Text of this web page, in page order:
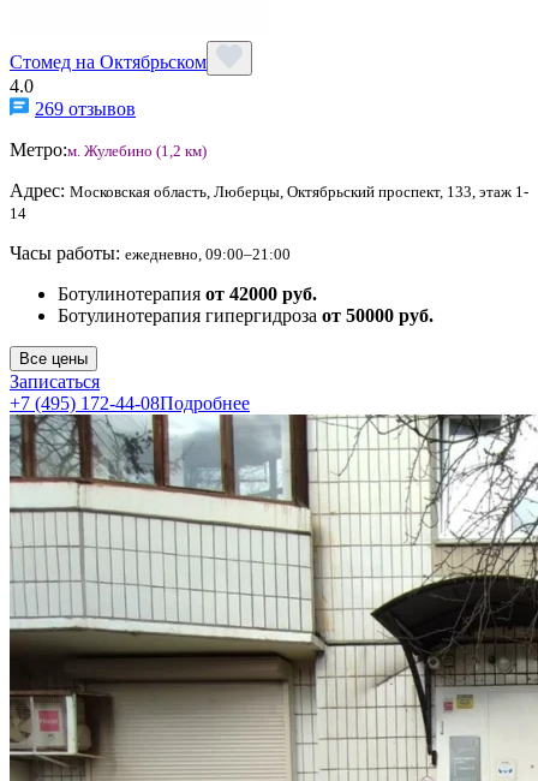
Стомед на Октябрьском
4.0
269 отзывов
Метро:м. Жулебино (1,2 км)
Адрес: Московская область, Люберцы, Октябрьский проспект, 133, этаж 1-
14
Часы работы: ежедневно, 09:00–21:00
Ботулинотерапия от 42000 руб.
Ботулинотерапия гипергидроза от 50000 руб.
Все цены
Записаться
+7 (495) 172-44-08Подробнее